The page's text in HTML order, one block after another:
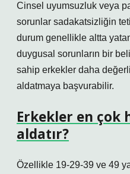
Cinsel uyumsuzluk veya
sorunlar sadakatsizliğin
durum genellikle altta
duygusal sorunların bir
sahip erkekler daha
aldatmaya başvurabilir.
Erkekler en çok
aldatır?
Özellikle 19-29-39 ve 49